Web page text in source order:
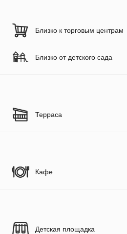
Близко к торговым центрам
Близко от детского сада
Терраса
Кафе
Детская площадка